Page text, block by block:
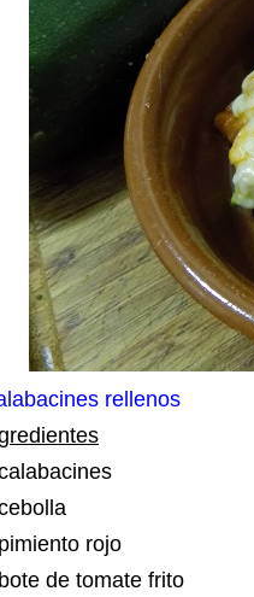
rellenos
rojo
de tomate frito